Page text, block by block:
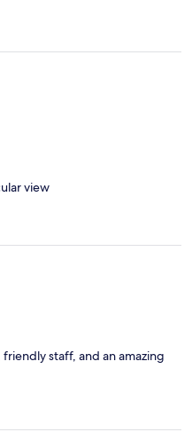
view
staff, and an amazing